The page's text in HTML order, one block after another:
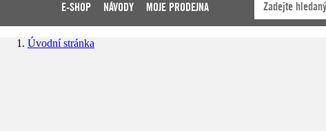
E-SHOP NÁVODY MOJE PRODEJNA
Úvodní stránka